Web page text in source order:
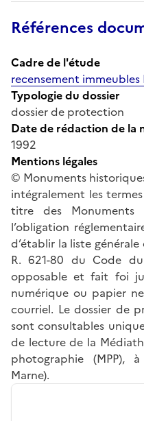
Références
Cadre de l'étude
recensement immeubles
Typologie du dossier
dossier de protection
Date de rédaction de la
1992
Mentions légales
© Monuments
intégralement les
titre des Monuments
l’obligation
d’établir la liste
R. 621-80 du Code
opposable et fait foi
numérique ou papier
courriel. Le dossier de
sont consultables
de lecture de la
photographie (MPP),
Marne).